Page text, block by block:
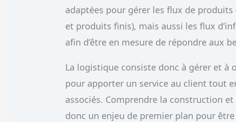
adaptées pour gérer les flux de
et produits finis), mais aussi les flux
afin d’être en mesure de répondre aux
La logistique consiste donc à gérer et à
pour apporter un service au client tout
associés. Comprendre la construction
donc un enjeu de premier plan pour